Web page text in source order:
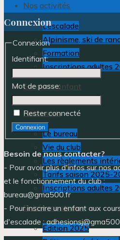
Nos activités
L’escalade
Alpinisme, ski de
Formation
Inscriptions adultes
Escalade enfant
Notre club
Le bureau
Vie du club
Les règlements
Tarifs saison 2025-
Inscriptions adultes
Soirée montagne
Edition 2025
Connexion
Connexion
Identifiant:
Mot de passe:
Rester connecté
Connexion
Besoin de nous contacter?
- Pour avoir plus d'infos sur nos
et le fonctionnement du club :
bureau@gma500.fr
- Pour inscrire un enfant aux
d'escalade :